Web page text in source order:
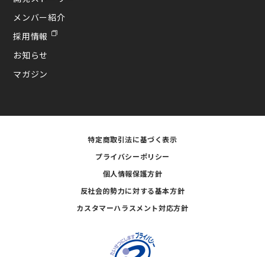
メンバー紹介
採用情報
お知らせ
マガジン
特定商取引法に基づく表示
プライバシーポリシー
個人情報保護方針
反社会的勢力に対する基本方針
カスタマーハラスメント対応方針